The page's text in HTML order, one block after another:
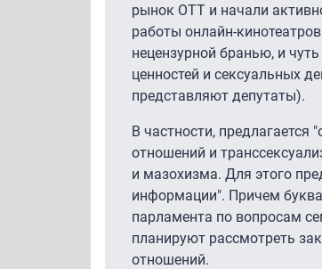
рынок ОТТ и начали
работы онлайн-
нецензурной бранью, и
ценностей и сексуальных
представляют депутаты).
В частности,
отношений и
и мазохизма. Для этого
информации". Причем
парламента по вопросам
планируют рассмотреть
отношений.